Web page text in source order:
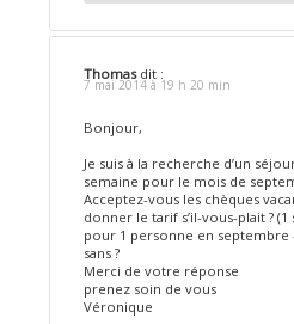
Thomas dit :
7 mai 2014 à 19 h 20 min
Bonjour,
Je suis à la recherche d’un
semaine pour le mois de
Acceptez-vous les chèques
donner le tarif s’il-vous-plait ?
pour 1 personne en septembre
sans ?
Merci de votre réponse
prenez soin de vous
Véronique